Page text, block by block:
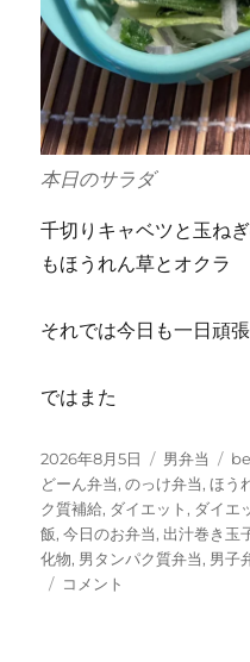
本日のサラダ
千切りキャベツと玉ね
もほうれん草とオクラ
それでは今日も一日頑
ではまた
投
稿
日:
2026年8月5日
カ
テ
ゴ
リ
ー
男弁当
タ
グ
どーん弁当,のっけ弁当,ほう
ク質補給, ダイエット, ダイエ
飯,今日のお弁当, 出汁巻き玉
化物, 男タンパク質弁当, 男子
う
コメント